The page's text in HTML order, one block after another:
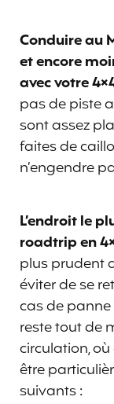
Conduire au
et encore
avec votre
pas de piste
sont assez
faites de
n’engendre
L’endroit le
roadtrip en
plus prudent
éviter de se
cas de panne
reste tout de
circulation,
être
suivants :